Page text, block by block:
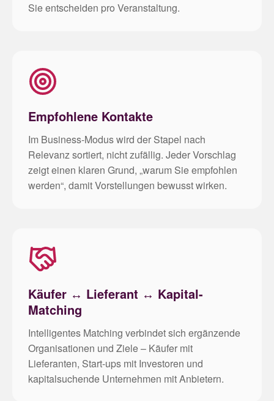
Sie entscheiden pro Veranstaltung.
Empfohlene Kontakte
Im Business-Modus wird der Stapel nach
Relevanz sortiert, nicht zufällig. Jeder Vorschlag
zeigt einen klaren Grund, „warum Sie empfohlen
werden“, damit Vorstellungen bewusst wirken.
Käufer ↔ Lieferant ↔ Kapital-
Matching
Intelligentes Matching verbindet sich ergänzende
Organisationen und Ziele – Käufer mit
Lieferanten, Start-ups mit Investoren und
kapitalsuchende Unternehmen mit Anbietern.